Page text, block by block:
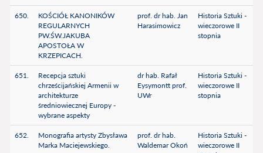
650.
KOŚCIÓŁ KANONIKÓW
REGULARNYCH
PW.ŚW.JAKUBA
APOSTOŁA W
KRZEPICACH.
prof. dr hab. Jan
Harasimowicz
Historia Sztuki -
wieczorowe II
stopnia
651.
Recepcja sztuki
chrześcijańskiej Armenii w
architekturze
średniowiecznej Europy -
wybrane aspekty
dr hab. Rafał
Eysymontt prof.
UWr
Historia Sztuki -
wieczorowe II
stopnia
652.
Monografia artysty Zbysława
Marka Maciejewskiego.
prof. dr hab.
Waldemar Okoń
Historia Sztuki -
wieczorowe II